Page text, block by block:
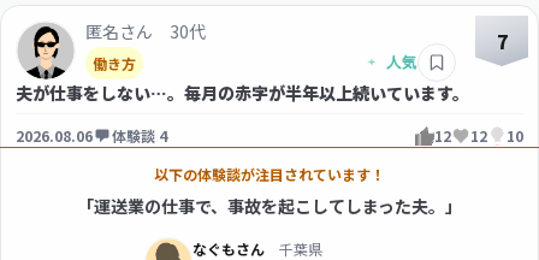
7
働き方
匿名さん 30代
夫が仕事をしない…。毎月の赤字が半年以上続いています。
2026.08.06 体験談 4 12 12
10
以下の体験談が注目されています！
「運送業の仕事で、事故を起こしてしまった夫。」
なぐもさん
千葉県